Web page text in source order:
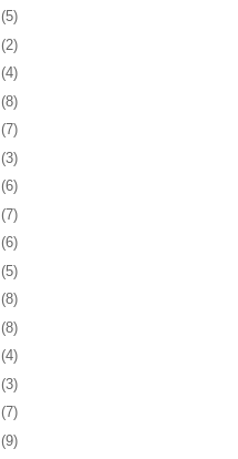
(5)
(2)
(4)
(8)
(7)
(3)
(6)
(7)
(6)
(5)
(8)
(8)
(4)
(3)
(7)
(9)